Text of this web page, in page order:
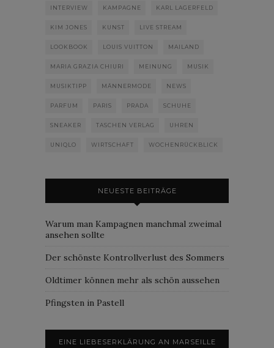
INTERVIEW KAMPAGNE KARL LAGERFELD
KIM JONES KUNST LIVE STREAM
LOOKBOOK LOUIS VUITTON MAILAND
MARIA GRAZIA CHIURI MEINUNG MUSIK
MUSIKTIPP MÄNNERMODE NEWS
PARFUM PARIS PRADA SCHUHE
SNEAKER TASCHEN VERLAG UHREN
UNIQLO WIRTSCHAFT WOCHENRÜCKBLICK
NEUESTE BEITRÄGE
Warum man Kampagnen manchmal zweimal
ansehen sollte
Der schönste Kontrollverlust des Sommers
Oldtimer können mehr als schön aussehen
Pfingsten in Pastell
EINE LIEBESERKLÄRUNG AN MARSEILLE